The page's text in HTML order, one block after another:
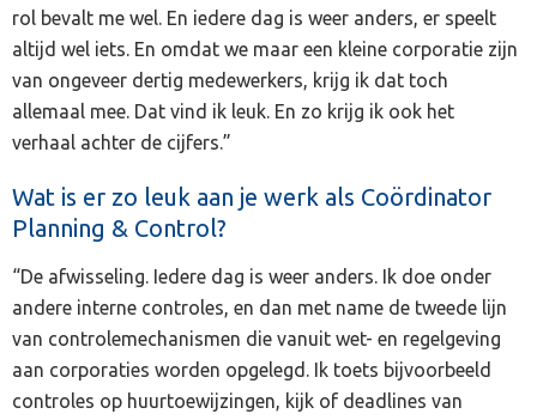
rol bevalt me wel. En iedere dag is weer anders, er speelt
altijd wel iets. En omdat we maar een kleine corporatie zijn
van ongeveer dertig medewerkers, krijg ik dat toch
allemaal mee. Dat vind ik leuk. En zo krijg ik ook het
verhaal achter de cijfers.”
Wat is er zo leuk aan je werk als Coördinator
Planning & Control?
“De afwisseling. Iedere dag is weer anders. Ik doe onder
andere interne controles, en dan met name de tweede lijn
van controlemechanismen die vanuit wet- en regelgeving
aan corporaties worden opgelegd. Ik toets bijvoorbeeld
controles op huurtoewijzingen, kijk of deadlines van